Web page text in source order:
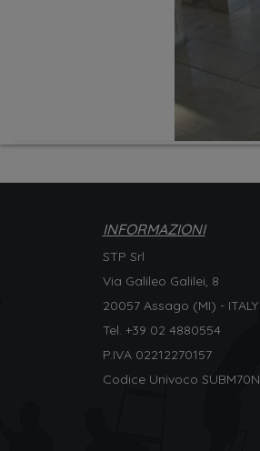
INFORMAZIONI
STP Srl
Via Galileo Galilei, 8
20057 Assago (MI) - ITALY
Tel. +39 02 4880554
P.IVA 02212270157
Codice Univoco SUBM70N